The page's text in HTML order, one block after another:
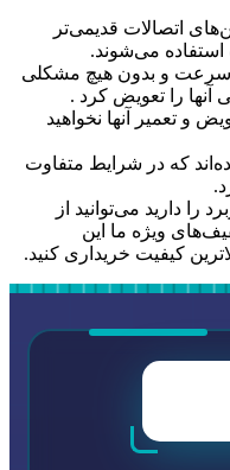
اتصالات قدیمی‌تر
استفاده می‌شوند.
به‌سرعت و بدون هیچ مشکلی
را تعویض کرد .
تعمیر آنها نخواهید
که در شرایط متفاوت
را دارید می‌توانید از
ویژه ما این
کیفیت خریداری کنید.